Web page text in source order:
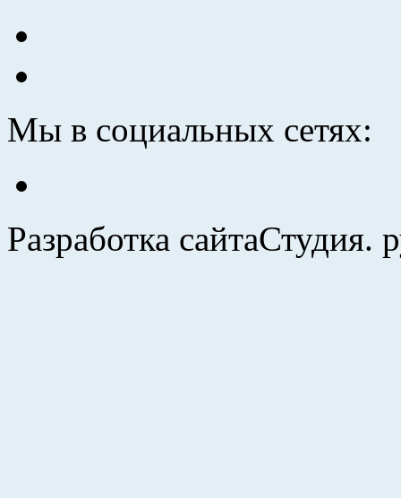
Мы в социальных сетях:
Разработка сайтаСтудия.